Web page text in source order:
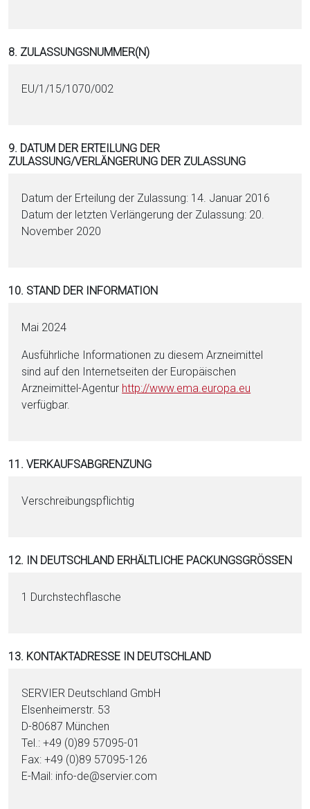
8. ZULASSUNGSNUMMER(N)
EU/1/15/1070/002
9. DATUM DER ERTEILUNG DER
ZULASSUNG/VERLÄNGERUNG DER ZULASSUNG
Datum der Erteilung der Zulassung: 14. Januar 2016
Datum der letzten Verlängerung der Zulassung: 20.
November 2020
10. STAND DER INFORMATION
Mai 2024
Ausführliche Informationen zu diesem Arzneimittel
sind auf den Internetseiten der Europäischen
Arzneimittel-Agentur http://www.ema.eu­ropa.eu
verfügbar.
11. VERKAUFSABGRENZUNG
Verschreibungspflichtig
12. IN DEUTSCHLAND ERHÄLTLICHE PACKUNGSGRÖSSEN
1 Durchstechflasche
13. KONTAKTADRESSE IN DEUTSCHLAND
SERVIER Deutschland GmbH
Elsenheimerstr. 53
D-80687 München
Tel.: +49 (0)89 57095-01
Fax: +49 (0)89 57095-126
E-Mail: info-de@servier.com